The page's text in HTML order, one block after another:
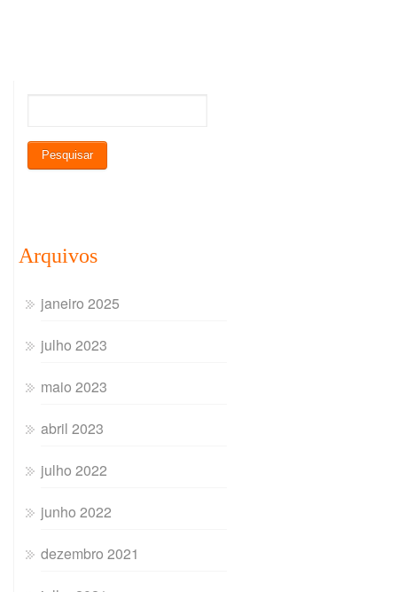
Arquivos
janeiro 2025
julho 2023
maio 2023
abril 2023
julho 2022
junho 2022
dezembro 2021